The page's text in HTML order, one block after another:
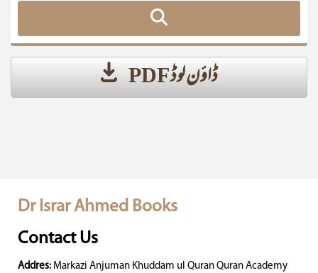
ڈاؤن لوڈ PDF
Dr Israr Ahmed Books
Contact Us
Addres: Markazi Anjuman Khuddam ul Quran Quran Academy